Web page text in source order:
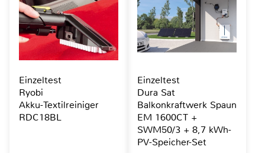
Einzeltest
Ryobi
Akku-Textilreiniger
RDC18BL
Einzeltest
Dura Sat
Balkonkraftwerk Spaun
EM 1600CT +
SWM50/3 + 8,7 kWh-
PV-Speicher-Set